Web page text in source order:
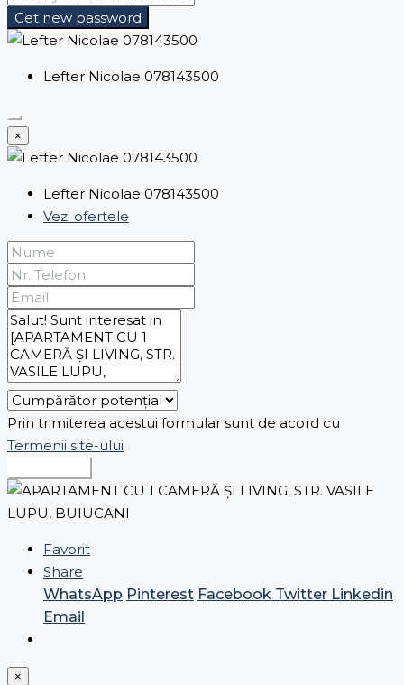
Get new password
Lefter Nicolae 078143500
×
Lefter Nicolae 078143500
Vezi ofertele
Prin trimiterea acestui formular sunt de acord cu
Termenii site-ului
Favorit
Share
WhatsApp Pinterest Facebook Twitter Linkedin
Email
×